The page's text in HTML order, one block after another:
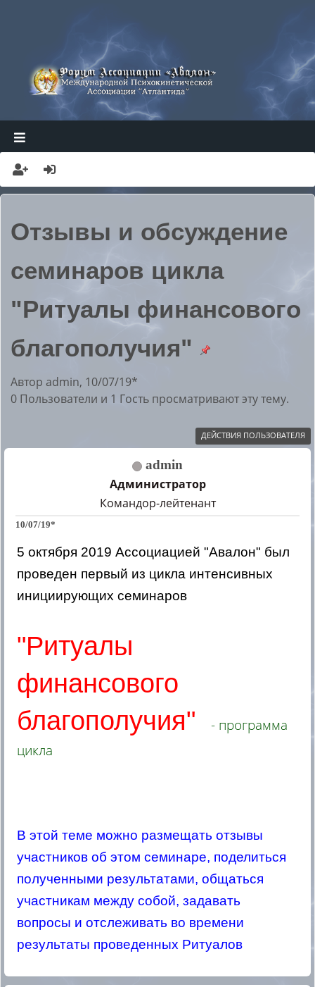
АТЛАНТИДА
АВАЛОН ФОРУМ
Отзывы и обсуждение
семинаров цикла
"Ритуалы финансового
благополучия"
Автор admin, 10/07/19*
0 Пользователи и 1 Гость просматривают эту тему.
ДЕЙСТВИЯ ПОЛЬЗОВАТЕЛЯ
admin
Администратор
Командор-лейтенант
10/07/19*
5 октября 2019 Ассоциацией "Авалон" был
проведен первый из цикла интенсивных
инициирующих семинаров
"Ритуалы
финансового
благополучия"
- программа
цикла
В этой теме можно размещать отзывы
участников об этом семинаре, поделиться
полученными результатами, общаться
участникам между собой, задавать
вопросы и отслеживать во времени
результаты проведенных Ритуалов